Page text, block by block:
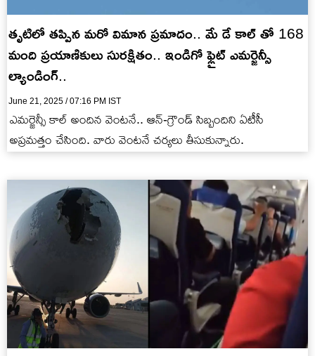
తృటిలో తప్పిన మరో విమాన ప్రమాదం.. మే డే కాల్ తో 168
మంది ప్రయాణికులు సురక్షితం.. ఇండిగో ఫ్లైట్ ఎమర్జెన్సీ
ల్యాండింగ్..
June 21, 2025 / 07:16 PM IST
ఎమర్జెన్సీ కాల్ అందిన వెంటనే.. ఆన్-గ్రౌండ్ సిబ్బందిని ఏటీసీ
అప్రమత్తం చేసింది. వారు వెంటనే చర్యలు తీసుకున్నారు.